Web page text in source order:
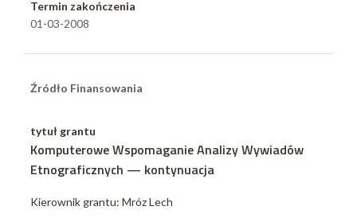
Termin zakończenia
01-03-2008
Źródło Finansowania
tytuł grantu
Komputerowe Wspomaganie Analizy Wywiadów
Etnograficznych — kontynuacja
Kierownik grantu: Mróz Lech